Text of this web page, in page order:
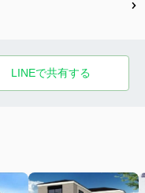
LINEで共有する